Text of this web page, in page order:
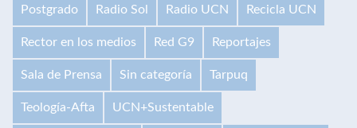
Postgrado Radio Sol Radio UCN Recicla UCN
Rector en los medios Red G9 Reportajes
Sala de Prensa Sin categoría Tarpuq
Teología-Afta UCN+Sustentable